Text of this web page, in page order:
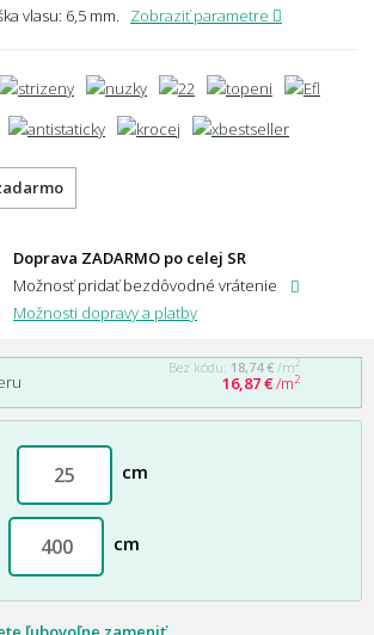
vlasu: 6,5 mm. Zobraziť parametre
Doprava ZADARMO po celej SR
Možnosť pridať bezdôvodné vrátenie
Možnosti dopravy a platby
Bez kódu: 18,74 € /m2
16,87 €/m2
cm
cm